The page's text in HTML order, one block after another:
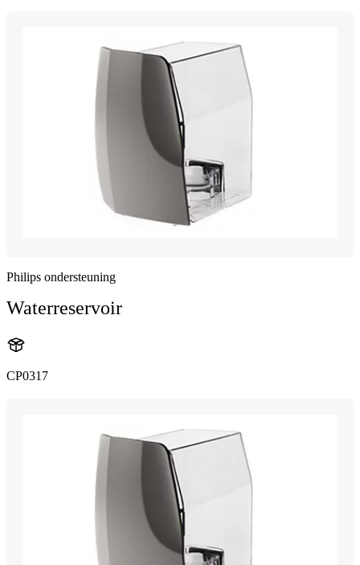
Philips ondersteuning
Waterreservoir
CP0317